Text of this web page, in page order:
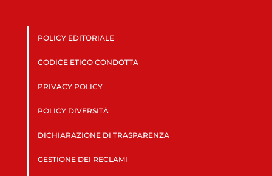
POLICY EDITORIALE
CODICE ETICO CONDOTTA
PRIVACY POLICY
POLICY DIVERSITÀ
DICHIARAZIONE DI TRASPARENZA
GESTIONE DEI RECLAMI